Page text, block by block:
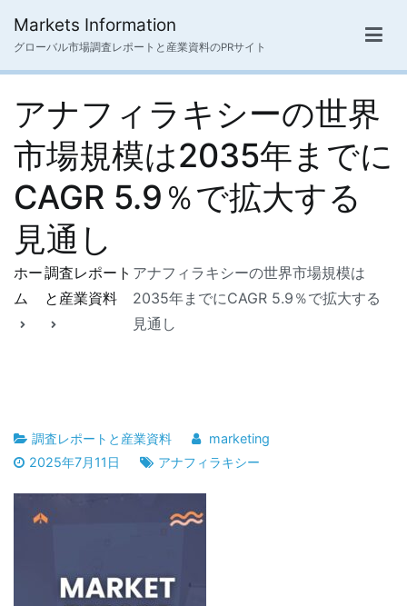
ス
Markets Information
グローバル市場調査レポートと産業資料のPRサイト
アナフィラキシーの世界
市場規模は2035年までに
CAGR 5.9％で拡大する
見通し
ホー
ム
調査レポート
と産業資料
アナフィラキシーの世界市場規模は
2035年までにCAGR 5.9％で拡大する
見通し
調査レポートと産業資料
marketing
2025年7月11日
アナフィラキシー